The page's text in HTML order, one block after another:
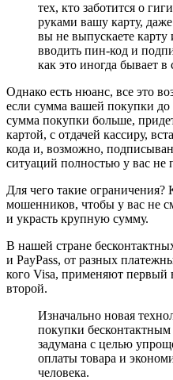
тех, кто заботится о
руками вашу карту,
вы не выпускаете
вводить пин-код и
как это иногда бывает в
Однако есть нюанс, все это
если сумма вашей покупки
сумма покупки больше,
картой, с отдачей кассиру,
кода и, возможно,
ситуаций полностью у вас не
Для чего такие
мошенников, чтобы у вас не
и украсть крупную сумму.
В нашей стране
и PayPass, от разных
кого Visa, применяют первый
второй.
Изначально новая
покупки
задумана с целью
оплаты товара и
человека.